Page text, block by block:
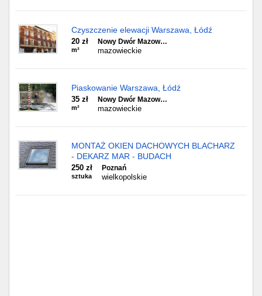
Czyszczenie elewacji Warszawa, Łódź
20 zł
m²
Nowy Dwór Mazow…
mazowieckie
Piaskowanie Warszawa, Łódź
35 zł
m²
Nowy Dwór Mazow…
mazowieckie
MONTAŻ OKIEN DACHOWYCH BLACHARZ
- DEKARZ MAR - BUDACH
250 zł
sztuka
Poznań
wielkopolskie